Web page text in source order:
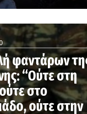
φαντάρων
“Ούτε στη
στο
ούτε στην